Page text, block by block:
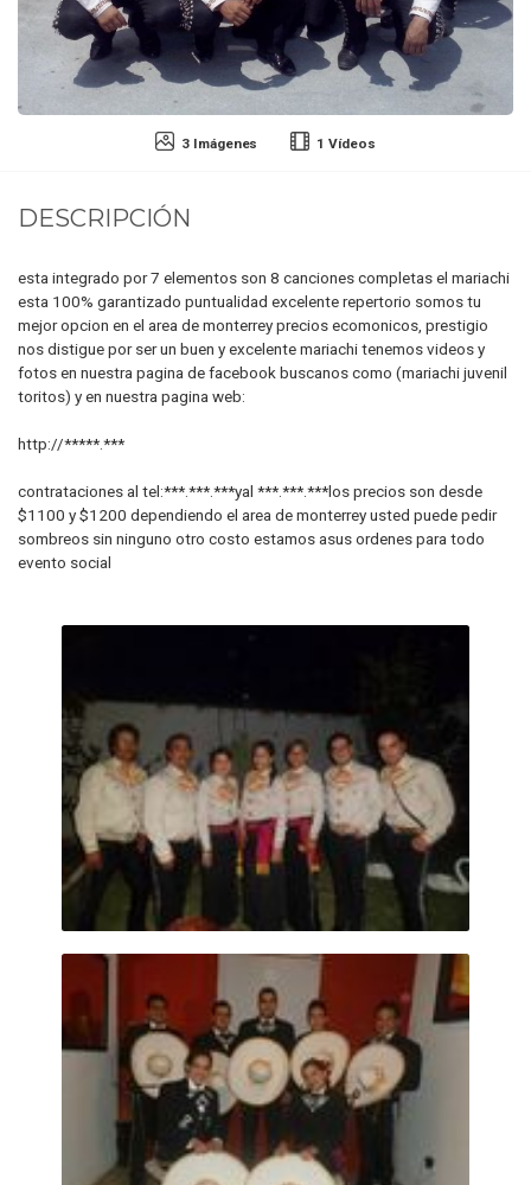
3 Imágenes 1 Vídeos
DESCRIPCIÓN
esta integrado por 7 elementos son 8 canciones completas el mariachi
esta 100% garantizado puntualidad excelente repertorio somos tu
mejor opcion en el area de monterrey precios ecomonicos, prestigio
nos distigue por ser un buen y excelente mariachi tenemos videos y
fotos en nuestra pagina de facebook buscanos como (mariachi juvenil
toritos) y en nuestra pagina web:
http://*****.***
contrataciones al tel:***.***.***yal ***.***.***los precios son desde
$1100 y $1200 dependiendo el area de monterrey usted puede pedir
sombreos sin ninguno otro costo estamos asus ordenes para todo
evento social